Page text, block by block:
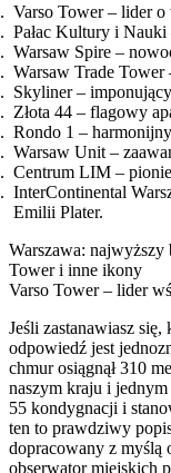
Varso Tower – lider
Pałac Kultury i
Warsaw Spire –
Warsaw Trade
Skyliner –
Złota 44 – flagowy
Rondo 1 –
Warsaw Unit –
Centrum LIM –
InterContinental
Emilii Plater.
Warszawa:
Tower i inne ikony
Varso Tower – lider
Jeśli zastanawiasz
odpowiedź jest
chmur osiągnął 310
naszym kraju i
55 kondygnacji i
ten to prawdziwy
dopracowany z myślą
obserwator miejskich